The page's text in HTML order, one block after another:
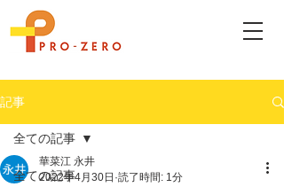
記事
全ての記事
全ての記事
華菜江 永井
2022年4月30日 読了時間: 1分